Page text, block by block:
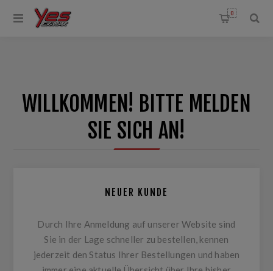
0
WILLKOMMEN! BITTE MELDEN
SIE SICH AN!
NEUER KUNDE
Durch Ihre Anmeldung auf unserer Website sind
Sie in der Lage schneller zu bestellen, kennen
jederzeit den Status Ihrer Bestellungen und haben